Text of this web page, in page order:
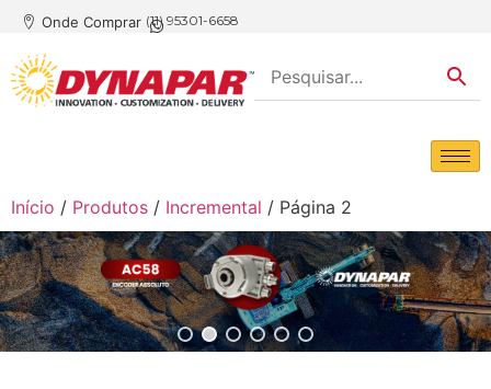
Onde Comprar (11) 95301-6658
Início / Produtos / Incremental / Página 2